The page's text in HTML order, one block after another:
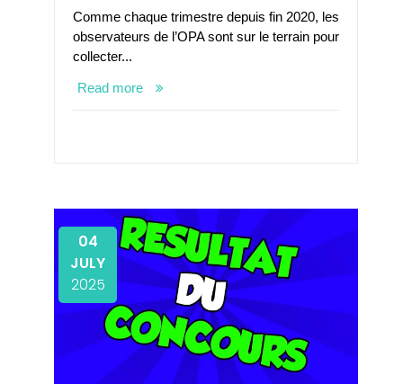
Comme chaque trimestre depuis fin 2020, les
observateurs de l’OPA sont sur le terrain pour
collecter...
Read more
04
JULY
2025